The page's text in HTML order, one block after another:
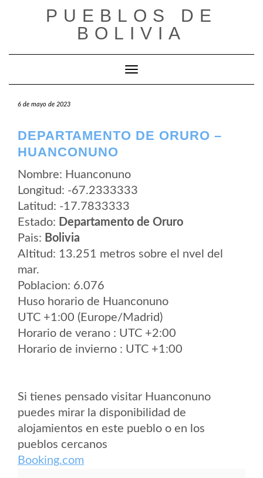
PUEBLOS DE
BOLIVIA
Cambiar modo de navegación
6 de mayo de 2023
DEPARTAMENTO DE ORURO –
HUANCONUNO
Nombre: Huanconuno
Longitud: -67.2333333
Latitud: -17.7833333
Estado: Departamento de Oruro
Pais: Bolivia
Altitud: 13.251 metros sobre el nvel del
mar.
Poblacion: 6.076
Huso horario de Huanconuno
UTC +1:00 (Europe/Madrid)
Horario de verano : UTC +2:00
Horario de invierno : UTC +1:00
Si tienes pensado visitar Huanconuno
puedes mirar la disponibilidad de
alojamientos en este pueblo o en los
pueblos cercanos
Booking.com